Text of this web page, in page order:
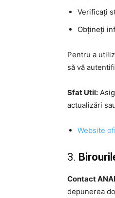
Verificați
Obțineți
Pentru a
să vă
Sfat Util:
actualizări
Website
3.
Contact
depunerea